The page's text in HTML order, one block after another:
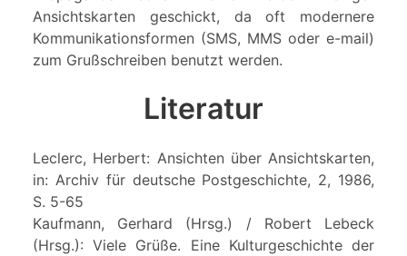
Ansichtskarten geschickt, da oft modernere
Kommunikationsformen (SMS, MMS oder e-mail)
zum Grußschreiben benutzt werden.
Literatur
Leclerc, Herbert: Ansichten über Ansichtskarten,
in: Archiv für deutsche Postgeschichte, 2, 1986,
S. 5-65
Kaufmann, Gerhard (Hrsg.) / Robert Lebeck
(Hrsg.): Viele Grüße. Eine Kulturgeschichte der